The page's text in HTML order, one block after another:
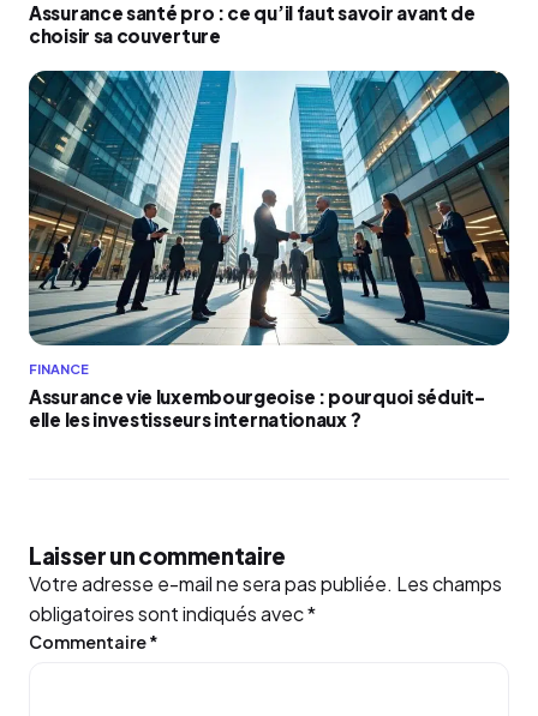
Assurance santé pro : ce qu’il faut savoir avant de
choisir sa couverture
FINANCE
Assurance vie luxembourgeoise : pourquoi séduit-
elle les investisseurs internationaux ?
Laisser un commentaire
Votre adresse e-mail ne sera pas publiée. Les champs
obligatoires sont indiqués avec*
Commentaire*